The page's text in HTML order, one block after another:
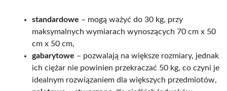
standardowe – mogą ważyć do 30 kg, przy
maksymalnych wymiarach wynoszących 70 cm x 50
cm x 50 cm,
gabarytowe – pozwalają na większe rozmiary, jednak
ich ciężar nie powinien przekraczać 50 kg, co czyni je
idealnym rozwiązaniem dla większych przedmiotów,